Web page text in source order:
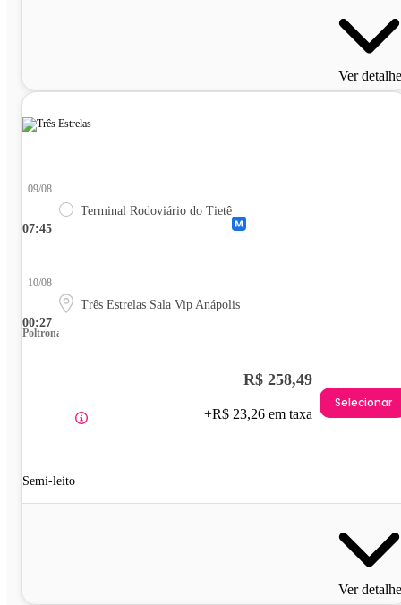
Ver
07:45
09/08
Terminal Rodoviário do Tietê
00:27
10/08
Três Estrelas Sala Vip Anápolis
Poltrona
Semi-leito
R$ 258,49
+R$ 23,26 em taxa
Selecionar
Ver